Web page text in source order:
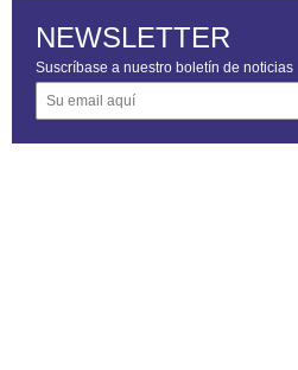
NEWSLETTER
Suscríbase a nuestro boletín de noticias